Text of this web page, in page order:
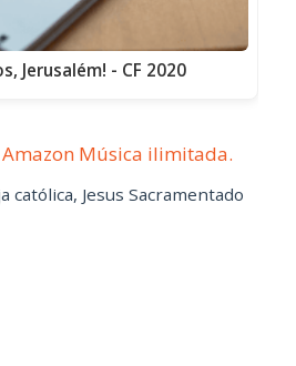
Jerusalém! - CF 2020
Amazon Música ilimitada.
católica, Jesus Sacramentado